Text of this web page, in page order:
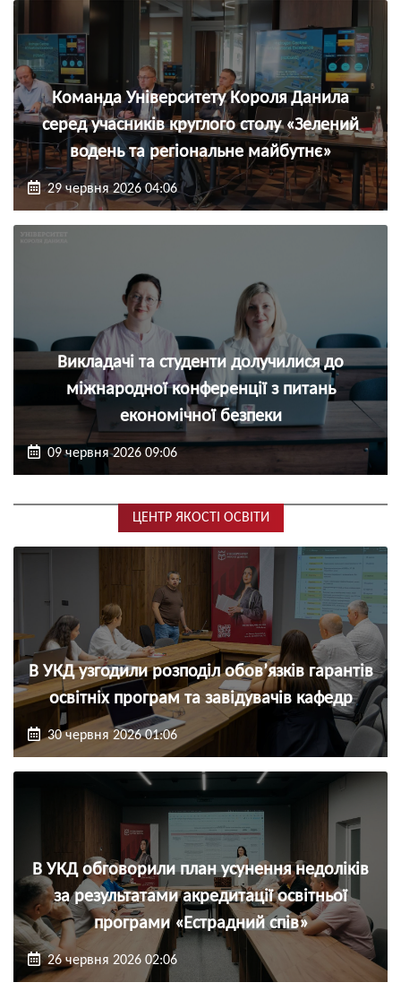
Команда Університету Короля Данила
серед учасників круглого столу «Зелений
водень та регіональне майбутнє»
29 червня 2026 04:06
Викладачі та студенти долучилися до
міжнародної конференції з питань
економічної безпеки
09 червня 2026 09:06
ЦЕНТР ЯКОСТІ ОСВІТИ
В УКД узгодили розподіл обов’язків гарантів
освітніх програм та завідувачів кафедр
30 червня 2026 01:06
В УКД обговорили план усунення недоліків
за результатами акредитації освітньої
програми «Естрадний спів»
26 червня 2026 02:06